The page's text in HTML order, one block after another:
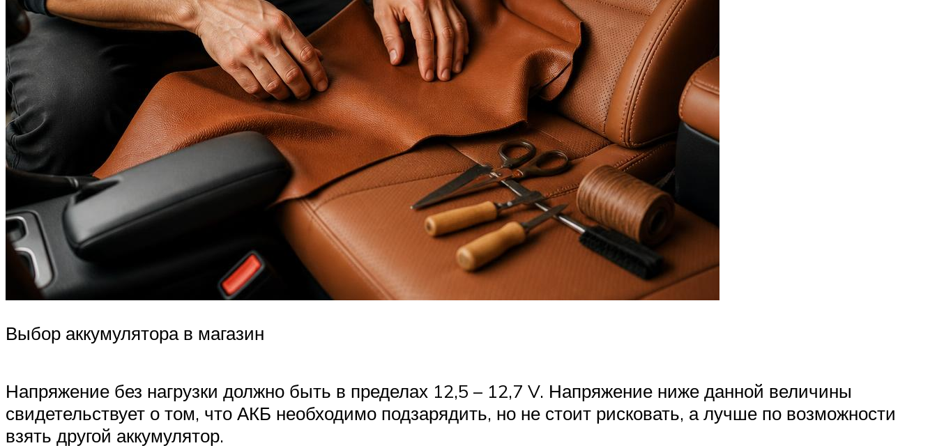
Выбор аккумулятора в магазин
Напряжение без нагрузки должно быть в пределах 12,5 – 12,7 V. Напряжение ниже данной величины
свидетельствует о том, что АКБ необходимо подзарядить, но не стоит рисковать, а лучше по возможности
взять другой аккумулятор.